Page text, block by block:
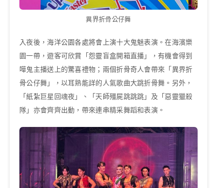
異界折骨公仔舞
入夜後，海洋公園各處將會上演十大鬼魅表演。在海濱樂
園一帶，遊客可欣賞「怨靈盲盒開箱直播」，有機會得到
嘩鬼主播送上的驚喜禮物；兩個折骨奇人會帶來「異界折
骨公仔舞」，以耳熟能詳的人氣歌曲大跳折骨舞。另外，
「紙紮巨星回魂夜」、「天師殭屍跳跳跳」及「惡靈獵殺
隊」亦會齊齊出動，帶來連串精采舞蹈和表演。